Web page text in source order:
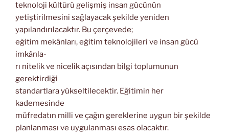
teknoloji kültürü gelişmiş insan gücünün
yetiştirilmesini sağlayacak şekilde yeniden
yapılandırılacaktır. Bu çerçevede;
eğitim mekânları, eğitim teknolojileri ve insan gücü
imkânla-
rı nitelik ve nicelik açısından bilgi toplumunun
gerektirdiği
standartlara yükseltilecektir. Eğitimin her
kademesinde
müfredatın milli ve çağın gereklerine uygun bir şekilde
planlanması ve uygulanması esas olacaktır.